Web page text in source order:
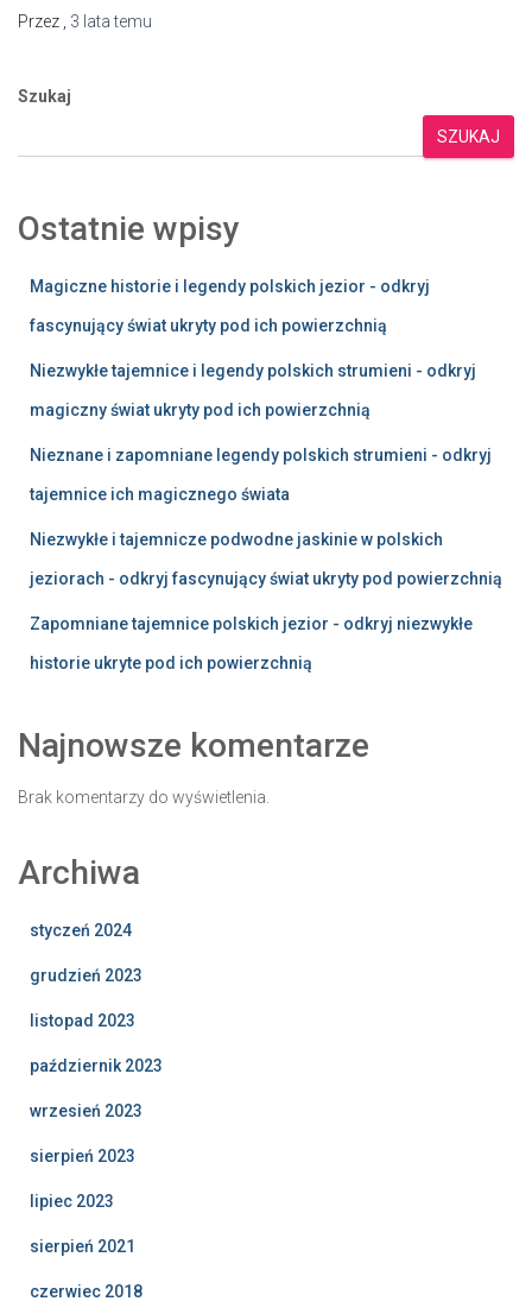
Przez
3 latatemu
Szukaj
SZUKAJ
Ostatnie wpisy
Magiczne historie i legendy polskich jezior - odkryj
fascynujący świat ukryty pod ich powierzchnią
Niezwykłe tajemnice i legendy polskich strumieni - odkryj
magiczny świat ukryty pod ich powierzchnią
Nieznane i zapomniane legendy polskich strumieni - odkryj
tajemnice ich magicznego świata
Niezwykłe i tajemnicze podwodne jaskinie w polskich
jeziorach - odkryj fascynujący świat ukryty pod powierzchnią
Zapomniane tajemnice polskich jezior - odkryj niezwykłe
historie ukryte pod ich powierzchnią
Najnowsze komentarze
Brak komentarzy do wyświetlenia.
Archiwa
styczeń 2024
grudzień 2023
listopad 2023
październik 2023
wrzesień 2023
sierpień 2023
lipiec 2023
sierpień 2021
czerwiec 2018